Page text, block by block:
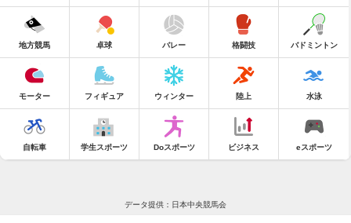
地方競馬 卓球 バレー 格闘技 バドミントン
モーター フィギュア ウィンター 陸上 水泳
自転車 学生スポーツ Doスポーツ ビジネス eスポーツ
データ提供：日本中央競馬会